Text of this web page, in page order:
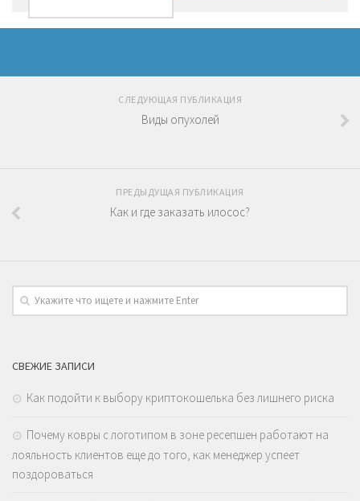
СЛЕДУЮЩАЯ ПУБЛИКАЦИЯ
Виды опухолей
ПРЕДЫДУЩАЯ ПУБЛИКАЦИЯ
Как и где заказать илосос?
СВЕЖИЕ ЗАПИСИ
Как подойти к выбору криптокошелька без лишнего риска
Почему ковры с логотипом в зоне ресепшен работают на
лояльность клиентов еще до того, как менеджер успеет
поздороваться